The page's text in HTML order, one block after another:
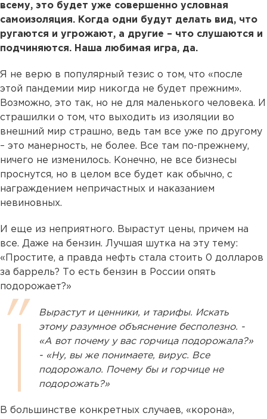
всему, это будет уже совершенно условная
самоизоляция. Когда одни будут делать вид, что
ругаются и угрожают, а другие – что слушаются и
подчиняются. Наша любимая игра, да.
Я не верю в популярный тезис о том, что «после
этой пандемии мир никогда не будет прежним».
Возможно, это так, но не для маленького человека. И
страшилки о том, что выходить из изоляции во
внешний мир страшно, ведь там все уже по другому
– это манерность, не более. Все там по-прежнему,
ничего не изменилось. Конечно, не все бизнесы
проснутся, но в целом все будет как обычно, с
награждением непричастных и наказанием
невиновных.
И еще из неприятного. Вырастут цены, причем на
все. Даже на бензин. Лучшая шутка на эту тему:
«Простите, а правда нефть стала стоить 0 долларов
за баррель? То есть бензин в России опять
подорожает?»
Вырастут и ценники, и тарифы. Искать
этому разумное объяснение бесполезно. -
«А вот почему у вас горчица подорожала?»
- «Ну, вы же понимаете, вирус. Все
подорожало. Почему бы и горчице не
подорожать?»
В большинстве конкретных случаев, «корона»,